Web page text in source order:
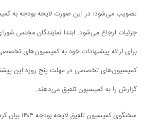
تصویب می‌شود؛ در این صورت لایحه بودجه به
جزئیات ارجاع می‌شود. ابتدا نمایندگان مجلس
برای ارائه پیشنهادات خود به کمیسیون‌های
کمیسیون‌های تخصصی در مهلت پنج روزه این
گزارش را به کمیسیون تلفیق می‌دهند.
سخنگوی